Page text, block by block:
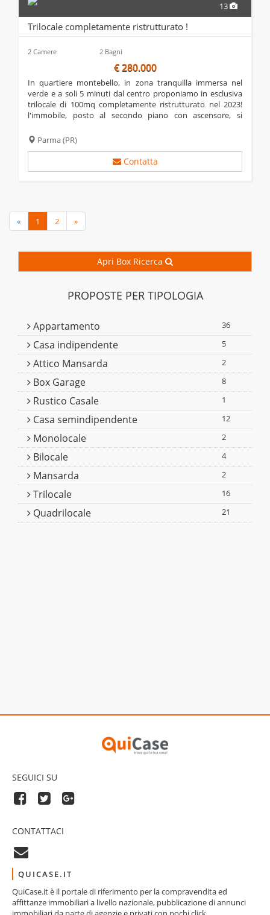
13
Trilocale completamente ristrutturato !
2 Camere 2 Bagni
€ 280.000
in quartiere montebello, in zona tranquilla immersa nel
verde e a soli 5 minuti dal centro proponiamo in esclusiva
trilocale di 100mq completamente ristrutturato nel 2023!
l'immobile, posto al secondo piano con ascensore, si
cucina abitabile anch'essa con...
Parma(PR)
Contatta
« 1 2 »
Apri Box Ricerca
PROPOSTE PER TIPOLOGIA
Appartamento 36
Casa indipendente 5
Attico Mansarda 2
Box Garage 8
Rustico Casale 1
Casa semindipendente 12
Monolocale 2
Bilocale 4
Mansarda 2
Trilocale 16
Quadrilocale 21
SEGUICI SU
CONTATTACI
QUICASE.IT
QuiCase.it è il portale di riferimento per la compravendita ed
affittanze immobiliari a livello nazionale, pubblicazione di annunci